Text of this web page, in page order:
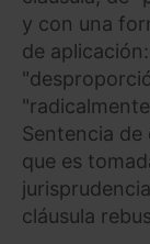
y con una
de
Sentencia de
que es
cláusula